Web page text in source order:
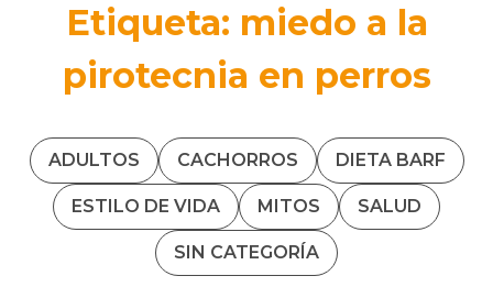
Etiqueta: miedo a la
pirotecnia en perros
ADULTOS CACHORROS DIETA BARF
ESTILO DE VIDA MITOS SALUD
SIN CATEGORÍA